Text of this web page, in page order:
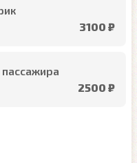
3100 ₽
2500 ₽